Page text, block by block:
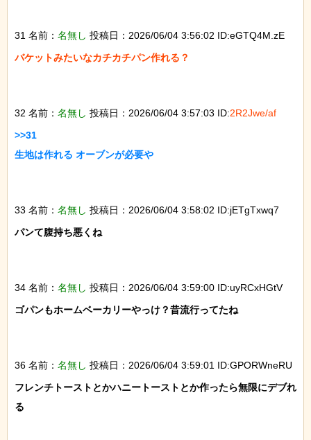
31 名前： 名無し 投稿日：2026/06/04 3:56:02 ID:eGTQ4M.zE
バケットみたいなカチカチパン作れる？
32 名前： 名無し 投稿日：2026/06/04 3:57:03 ID:2R2Jwe/af
>>31
生地は作れる オーブンが必要や
33 名前： 名無し 投稿日：2026/06/04 3:58:02 ID:jETgTxwq7
パンて腹持ち悪くね
34 名前： 名無し 投稿日：2026/06/04 3:59:00 ID:uyRCxHGtV
ゴパンもホームベーカリーやっけ？昔流行ってたね
36 名前： 名無し 投稿日：2026/06/04 3:59:01 ID:GPORWneRU
フレンチトーストとかハニートーストとか作ったら無限にデブれ
る